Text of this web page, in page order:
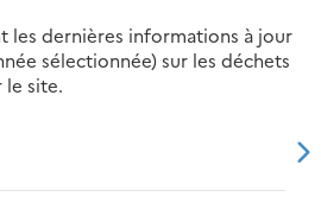
les dernières informations à jour
sélectionnée) sur les déchets
le site.